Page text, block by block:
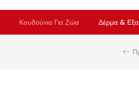
Κουδούνια Για Ζώα Δέρμα &